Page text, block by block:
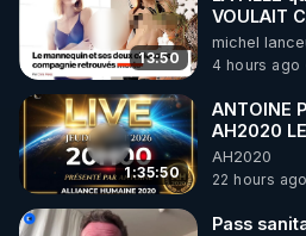
🌱 INSTAGRAM
https://www.instagram.com/
http://rgnr.li/instagram
🌱 LA NEWSLETTER
Pour ne pas rater l’actualité
13:50
VOULAIT
michel
4 hours ago
1:35:50
ANTOINE
AH2020 LE
06/08/
AH2020
22 hours ago
Pass